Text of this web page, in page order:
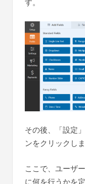
す。
その後、「設定
ンをクリックしま
ここで、ユーザ
に何を行うかを